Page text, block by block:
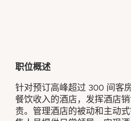
职位概述
针对预订高峰超过 300 间客
餐饮收入的酒店，发挥酒店
责。管理酒店的被动和主动